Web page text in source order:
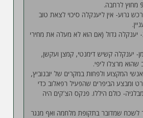
גרוע- אין ליענקלה סיכוי לצאת טוב
יענקלה גדול (אם הוא לא מעלה את מחירי
יענקלה קשיש דימנטי, קמצן ועקשן,
שהוא מרצלו ליפי.
המקצוע ולפחות במקרים של יובנוביץ,
ומבצע הביפרים שהפעיל רפאלוב כדי
כולם היללו. פנקס הצ'קים היה
לשכח שמדובר בתקופת מלחמה ואף מנגר